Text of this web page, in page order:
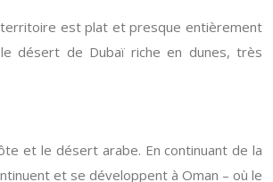
territoire est plat et presque entièrement
désert de Dubaï riche en dunes, très
et le désert arabe. En continuant de la
et se développent à Oman – où le